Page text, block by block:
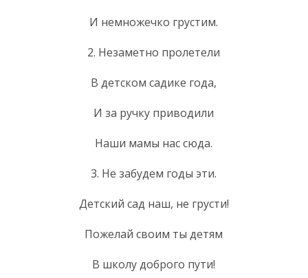
И немножечко грустим.
2. Незаметно пролетели
В детском садике года,
И за ручку приводили
Наши мамы нас сюда.
3. Не забудем годы эти.
Детский сад наш, не грусти!
Пожелай своим ты детям
В школу доброго пути!